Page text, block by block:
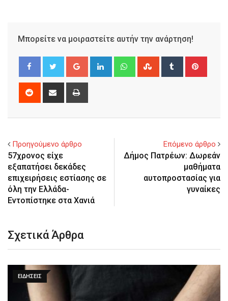
Μπορείτε να μοιραστείτε αυτήν την ανάρτηση!
Google+ LinkedIn WhatsappStumbleUpon
Tumblr
Reddit
Share
Προηγούμενο άρθρο
57χρονος είχε
εξαπατήσει δεκάδες
επιχειρήσεις εστίασης σε
όλη την Ελλάδα-
Εντοπίστηκε στα Χανιά
Επόμενο άρθρο
Δήμος Πατρέων: Δωρεάν
μαθήματα
αυτοπροστασίας για
γυναίκες
Σχετικά Άρθρα
ΕΙΔΉΣΕΙΣ